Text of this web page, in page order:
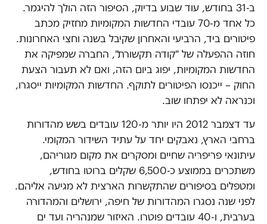
ב-31 בחודש, עוד שבוע בדיוק, הסיפור הזה הולך להיגמר.
כל אחד מ-70 עובדי החדשות המקומיות מחזיק מכתב
פיטורים ביד, הרביעי והאחרון שקיבל בשנה וחצי האחרונות.
חוזה ההפעלה של "קודה תקשורת", החברה שמפיקה את
החדשות המקומיות, יפוג ביום הזה, ואם לא תעבור הצעת
החוק – ייכנסו הפיטורים לתוקף. החדשות המקומיות ייסגרו,
וכנראה לא יפתחו שוב.
עד דצמבר 2012 היו יותר מ-120 עובדים בשש מהדורות
ברחבי הארץ, נאבקים יחד על עתיד השידור המקומי.
עיתונאי פריפריה שחיים ומסקרים את מקום מגוריהם,
משתכרים בממוצע כ-6,500 שקלים ברוטו בחודש,
ומטפלים בסיפורים שהתקשרות הארצית לא מגיעה אליהם.
לפני שנה נסגרו המהדורות של חיפה, ירושלים והמהדורה
בערבית, ו-40 עובדים פוטרו. האיזור שמנהריה ועד ים